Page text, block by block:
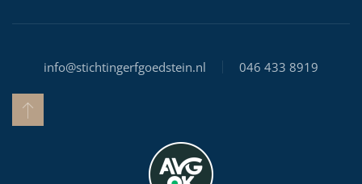
info@stichtingerfgoedstein.nl 046 433 8919